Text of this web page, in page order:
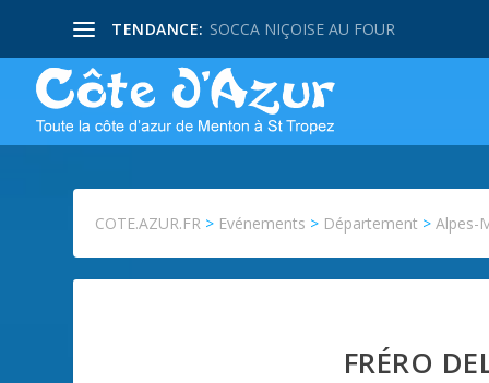
TENDANCE: SOCCA NIÇOISE AU FOUR
COTE.AZUR.FR > Evénements > Département >Alpes-
FRÉRO